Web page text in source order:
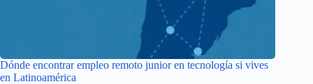
Dónde encontrar empleo remoto junior en tecnología si vives
en Latinoamérica